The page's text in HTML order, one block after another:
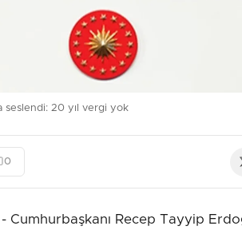
seslendi: 20 yıl vergi yok
0
- Cumhurbaşkanı Recep Tayyip